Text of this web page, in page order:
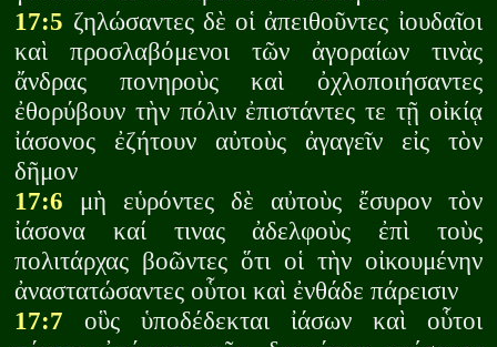
17:5 ζηλώσαντες δὲ οἱ ἀπειθοῦντες ἰουδαῖοι
καὶ προσλαβόμενοι τῶν ἀγοραίων τινὰς
ἄνδρας πονηροὺς καὶ ὀχλοποιήσαντες
ἐθορύβουν τὴν πόλιν ἐπιστάντες τε τῇ οἰκίᾳ
ἰάσονος ἐζήτουν αὐτοὺς ἀγαγεῖν εἰς τὸν
δῆμον
17:6 μὴ εὑρόντες δὲ αὐτοὺς ἔσυρον τὸν
ἰάσονα καί τινας ἀδελφοὺς ἐπὶ τοὺς
πολιτάρχας βοῶντες ὅτι οἱ τὴν οἰκουμένην
ἀναστατώσαντες οὗτοι καὶ ἐνθάδε πάρεισιν
17:7 οὓς ὑποδέδεκται ἰάσων καὶ οὗτοι